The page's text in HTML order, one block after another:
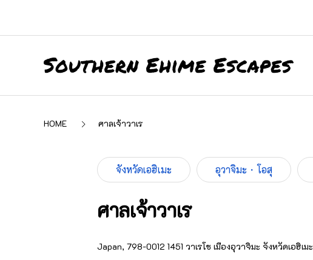
HOME ศาลเจ้าวาเร
จังหวัดเอฮิเมะ อุวาจิมะ・โอสุ
ศาลเจ้าวาเร
Japan, 798-0012 1451 วาเรโช เมืองอุวาจิมะ จังหวัดเอฮิเมะ